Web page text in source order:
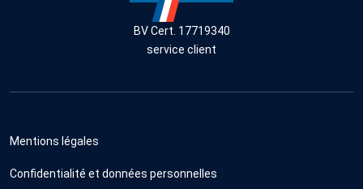
BV Cert. 17719340
service client
Mentions légales
Confidentialité et données personnelles